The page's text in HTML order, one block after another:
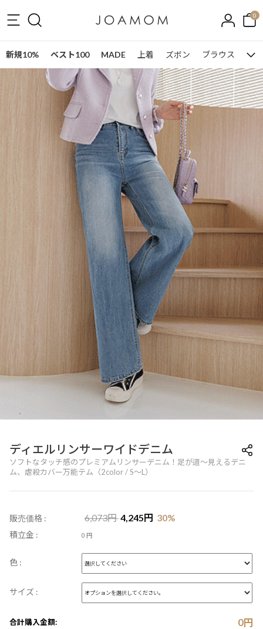
0
新規10% ベスト100 MADE 上着 ズボン ブラウス ワ
ディエルリンサーワイドデニム
ソフトなタッチ感のプレミアムリンサーデニム！足が道～見えるデニ
ム、虐殺カバー万能テム（2color / S～L）
販売価格 : 6,073円 4,245 円 30%
積立金 : 0 円
色 :
サイズ :
合計購入金額: 0円